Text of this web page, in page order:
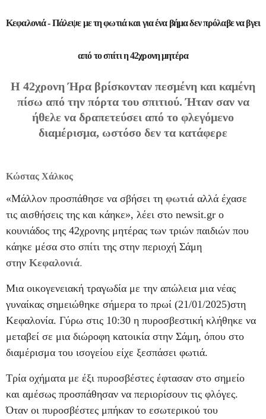
Κεφαλονιά - Πάλεψε με τη φωτιά και για ένα βήμα δεν πρόλαβε να βγει
από το σπίτι η 42χρονη μητέρα
Η 42χρονη Ήρα βρίσκονταν πεσμένη και καμένη
πίσω από την πόρτα του σπιτιού. Ήταν σαν να
ήθελε να δραπετεύσει από το φλεγόμενο
διαμέρισμα, ωστόσο δεν τα κατάφερε
Κώστας Χάλκος
«Μάλλον προσπάθησε να σβήσει τη φωτιά αλλά έχασε
τις αισθήσεις της και κάηκε», λέει στο newsit.gr ο
κουνιάδος της 42χρονης μητέρας των τριών παιδιών που
κάηκε μέσα στο σπίτι της στην περιοχή Σάμη
στην Κεφαλονιά.
Μια οικογενειακή τραγωδία με την απώλεια μια νέας
γυναίκας σημειώθηκε σήμερα το πρωί (21/01/2025)στη
Κεφαλονία. Γύρω στις 10:30 η πυροσβεστική κλήθηκε να
μεταβεί σε μια διώροφη κατοικία στην Σάμη, όπου στο
διαμέρισμα του ισογείου είχε ξεσπάσει φωτιά.
Τρία οχήματα με έξι πυροσβέστες έφτασαν στο σημείο
και αμέσως προσπάθησαν να περιορίσουν τις φλόγες.
Όταν οι πυροσβέστες μπήκαν το εσωτερικού του